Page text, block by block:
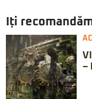
Iți
–